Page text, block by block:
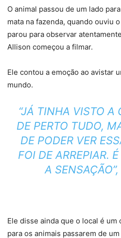
O animal passou de um lado
mata na fazenda, quando ouviu
parou para observar
Allison começou a filmar.
Ele contou a emoção ao avistar
mundo.
“JÁ TINHA VISTO A
DE PERTO TUDO,
DE PODER VER
FOI DE ARREPIAR.
A
Ele disse ainda que o local é
para os animais passarem de